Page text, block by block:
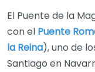
El Puente de la
con el Puente
la Reina), uno de
Santiago en